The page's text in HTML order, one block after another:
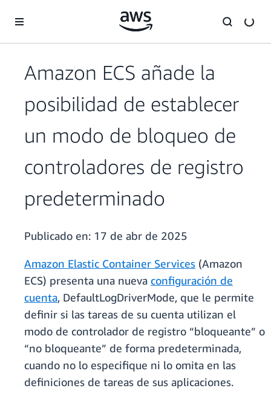
Amazon ECS añade la
posibilidad de establecer
un modo de bloqueo de
controladores de registro
predeterminado
Publicado en: 17 de abr de 2025
Amazon Elastic Container Services (Amazon
ECS) presenta una nueva configuración de
cuenta, DefaultLogDriverMode, que le permite
definir si las tareas de su cuenta utilizan el
modo de controlador de registro “bloqueante” o
“no bloqueante” de forma predeterminada,
cuando no lo especifique ni lo omita en las
definiciones de tareas de sus aplicaciones.